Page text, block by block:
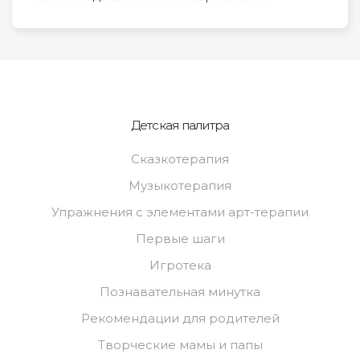
Детская палитра
Сказкотерапия
Музыкотерапия
Упражнения с элементами арт-терапии
Первые шаги
Игротека
Познавательная минутка
Рекомендации для родителей
Творческие мамы и папы